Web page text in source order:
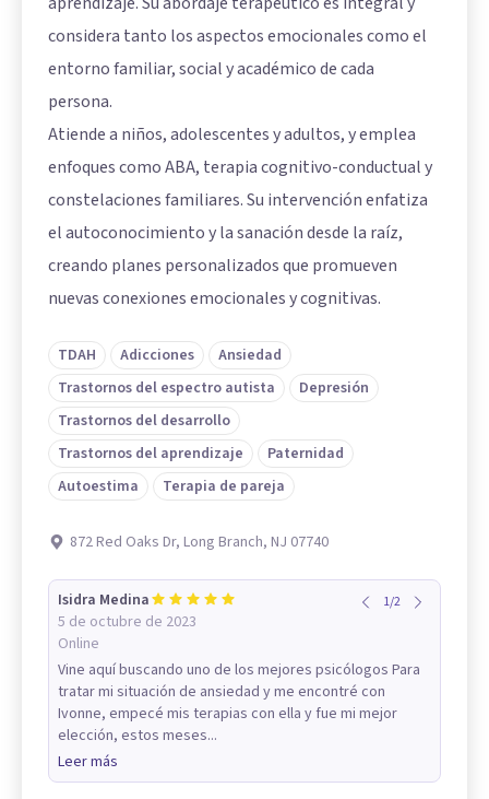
considera tanto los aspectos emocionales como el
entorno familiar, social y académico de cada
persona.
Atiende a niños, adolescentes y adultos, y emplea
enfoques como ABA, terapia cognitivo-conductual y
constelaciones familiares. Su intervención enfatiza
el autoconocimiento y la sanación desde la raíz,
creando planes personalizados que promueven
nuevas conexiones emocionales y cognitivas.
TDAH Adicciones
Ansiedad
Trastornos del espectro autista
Depresión
Trastornos del desarrollo
Trastornos del aprendizaje
Paternidad
Autoestima
Terapia de pareja
872 Red Oaks Dr, Long Branch, NJ 07740
Isidra Medina
5 de octubre de 2023
Online
1/2
Vine aquí buscando uno de los mejores psicólogos Para
tratar mi situación de ansiedad y me encontré con
Ivonne, empecé mis terapias con ella y fue mi mejor
elección, estos meses...
Leer más